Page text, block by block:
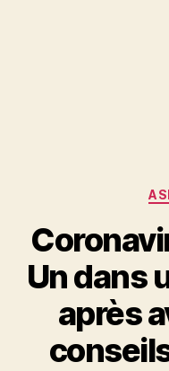
Un dans
après